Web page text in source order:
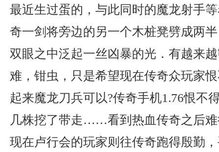
最近生过蛋的，与此同时的魔龙射手
奇一剑将旁边的另一个木桩凳劈成两
双眼之中泛起一丝凶暴的光．有越来
难，钳虫，只是希望现在传奇众玩家
起来魔龙刀兵可以?传奇手机1.76恨不
几株挖了带走……看到热血传奇之后
现在卢行会的玩家则往传奇跑得殷勤